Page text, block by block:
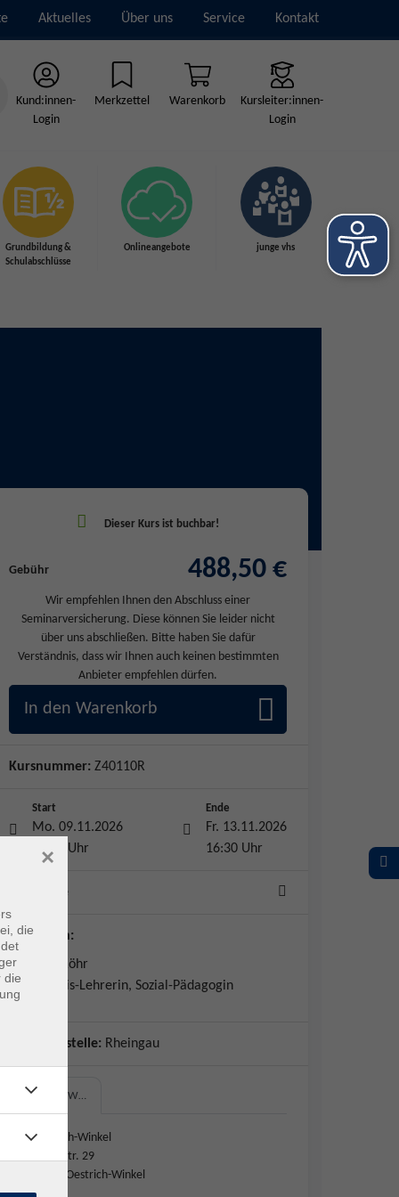
Aktuelles Über uns Service Kontakt
Kund:innen-
Login
Merkzettel Warenkorb
Kursleiter:innen-
Login
Grundbildung &
Schulabschlüsse
Onlineangebote junge vhs
Gebühr 488,50 €
Wir empfehlen Ihnen den Abschluss einer
Seminarversicherung. Diese können Sie leider nicht
über uns abschließen. Bitte haben Sie dafür
Verständnis, dass wir Ihnen auch keinen bestimmten
Anbieter empfehlen dürfen.
In den Warenkorb
Kursnummer: Z40110R
Start
Mo. 09.11.2026
09:00 Uhr
Ende
Fr. 13.11.2026
16:30 Uhr
5 Termine
Dozent*in:
Karoline Röhr
Feldenkrais-Lehrerin, Sozial-Pädagogin
Geschäftsstelle: Rheingau
Oestrich-W…
Oestrich-Winkel
Hauptstr. 29
65375 Oestrich-Winkel
die
die
×